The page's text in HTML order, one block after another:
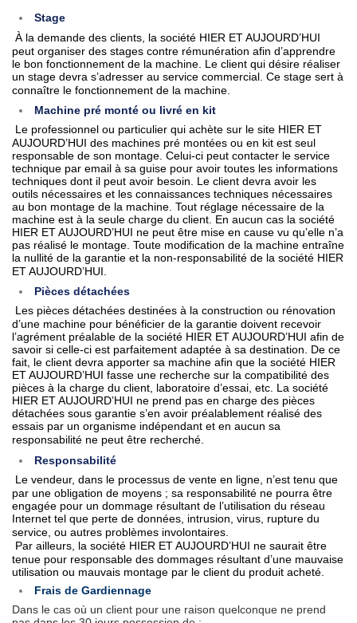
Stage
À la demande des clients, la société HIER ET AUJOURD’HUI
peut organiser des stages contre rémunération afin d’apprendre
le bon fonctionnement de la machine. Le client qui désire réaliser
un stage devra s’adresser au service commercial. Ce stage sert à
connaître le fonctionnement de la machine.
Machine pré monté ou livré en kit
Le professionnel ou particulier qui achète sur le site HIER ET
AUJOURD’HUI des machines pré montées ou en kit est seul
responsable de son montage. Celui-ci peut contacter le service
technique par email à sa guise pour avoir toutes les informations
techniques dont il peut avoir besoin. Le client devra avoir les
outils nécessaires et les connaissances techniques nécessaires
au bon montage de la machine. Tout réglage nécessaire de la
machine est à la seule charge du client. En aucun cas la société
HIER ET AUJOURD’HUI ne peut être mise en cause vu qu’elle n’a
pas réalisé le montage. Toute modification de la machine entraîne
la nullité de la garantie et la non-responsabilité de la société HIER
ET AUJOURD’HUI.
Pièces détachées
Les pièces détachées destinées à la construction ou rénovation
d’une machine pour bénéficier de la garantie doivent recevoir
l’agrément préalable de la société HIER ET AUJOURD’HUI afin de
savoir si celle-ci est parfaitement adaptée à sa destination. De ce
fait, le client devra apporter sa machine afin que la société HIER
ET AUJOURD’HUI fasse une recherche sur la compatibilité des
pièces à la charge du client, laboratoire d’essai, etc. La société
HIER ET AUJOURD’HUI ne prend pas en charge des pièces
détachées sous garantie s’en avoir préalablement réalisé des
essais par un organisme indépendant et en aucun sa
responsabilité ne peut être recherché.
Responsabilité
Le vendeur, dans le processus de vente en ligne, n’est tenu que
par une obligation de moyens ; sa responsabilité ne pourra être
engagée pour un dommage résultant de l’utilisation du réseau
Internet tel que perte de données, intrusion, virus, rupture du
service, ou autres problèmes involontaires.
Par ailleurs, la société HIER ET AUJOURD’HUI ne saurait être
tenue pour responsable des dommages résultant d’une mauvaise
utilisation ou mauvais montage par le client du produit acheté.
Frais de Gardiennage
Dans le cas où un client pour une raison quelconque ne prend